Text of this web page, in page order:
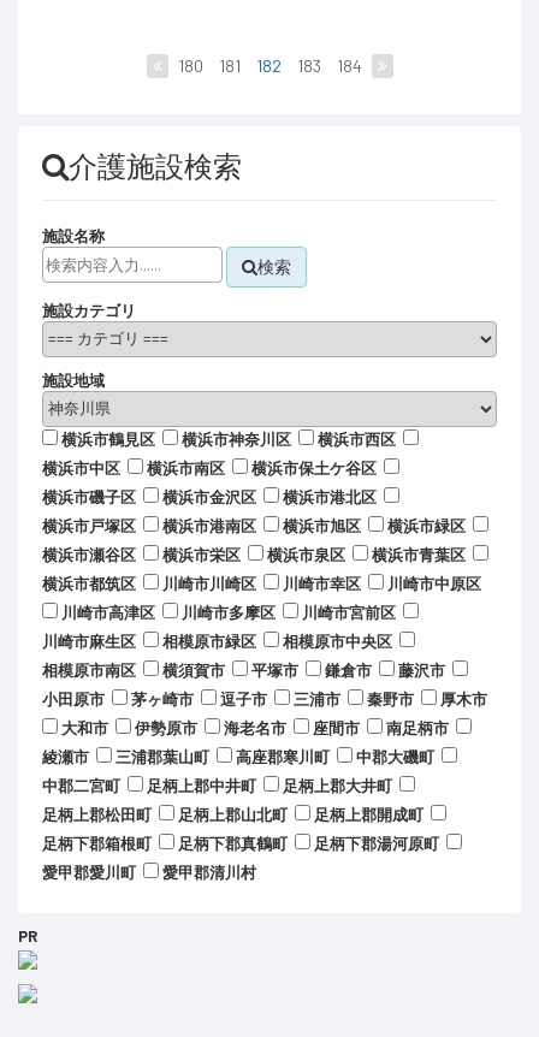
180 181 182 183 184
介護施設検索
施設名称
検索
施設カテゴリ
施設地域
横浜市鶴見区 横浜市神奈川区
横浜市西区
横浜市中区
横浜市南区
横浜市保土ケ谷区
横浜市磯子区
横浜市金沢区
横浜市港北区
横浜市戸塚区
横浜市港南区 横浜市旭区
横浜市緑区
横浜市瀬谷区
横浜市栄区 横浜市泉区
横浜市青葉区
横浜市都筑区
川崎市川崎区 川崎市幸区
川崎市中原区
川崎市高津区
川崎市多摩区
川崎市宮前区
川崎市麻生区
相模原市緑区
相模原市中央区
相模原市南区
横須賀市 平塚市 鎌倉市
藤沢市
小田原市
茅ヶ崎市 逗子市 三浦市 秦野市
厚木市
大和市
伊勢原市 海老名市 座間市
南足柄市
綾瀬市
三浦郡葉山町 高座郡寒川町
中郡大磯町
中郡二宮町
足柄上郡中井町
足柄上郡大井町
足柄上郡松田町
足柄上郡山北町
足柄上郡開成町
足柄下郡箱根町
足柄下郡真鶴町
足柄下郡湯河原町
愛甲郡愛川町
愛甲郡清川村
PR